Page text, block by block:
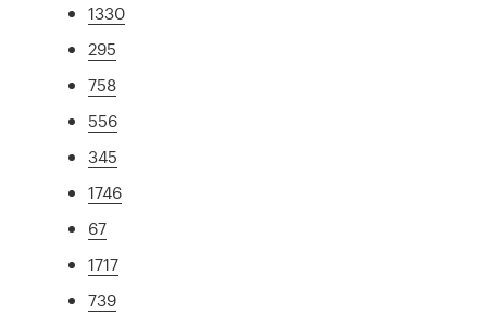
1330
295
758
556
345
1746
67
1717
739